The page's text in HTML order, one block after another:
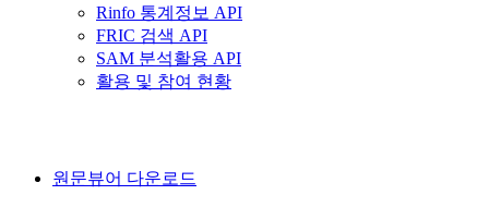
Rinfo 통계정보 API
FRIC 검색 API
SAM 분석활용 API
활용 및 참여 현황
원문뷰어 다운로드